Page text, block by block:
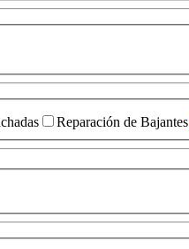
Reparación de Bajantes